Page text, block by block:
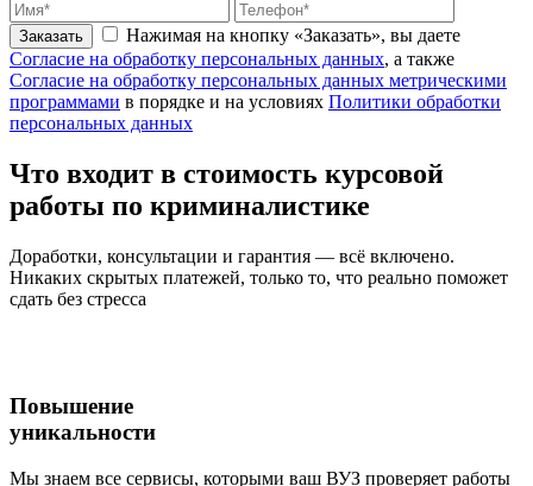
Заказать
Нажимая на кнопку «Заказать», вы даете
Согласие на обработку персональных данных, а также
Согласие на обработку персональных данных метрическими
программами в порядке и на условиях Политики обработки
персональных данных
Что входит в стоимость курсовой
работы по криминалистике
Доработки, консультации и гарантия — всё включено.
Никаких скрытых платежей, только то, что реально поможет
сдать без стресса
Повышение
уникальности
Мы знаем все сервисы, которыми ваш ВУЗ проверяет работы